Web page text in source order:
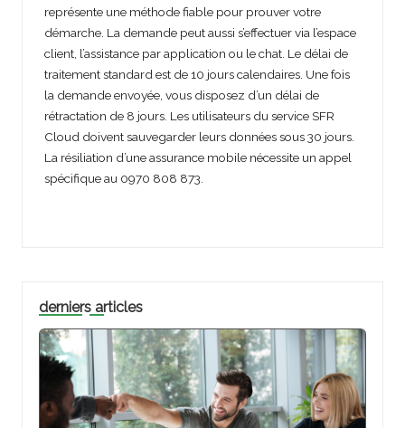
représente une méthode fiable pour prouver votre
démarche. La demande peut aussi s’effectuer via l’espace
client, l’assistance par application ou le chat. Le délai de
traitement standard est de 10 jours calendaires. Une fois
la demande envoyée, vous disposez d’un délai de
rétractation de 8 jours. Les utilisateurs du service SFR
Cloud doivent sauvegarder leurs données sous 30 jours.
La résiliation d’une assurance mobile nécessite un appel
spécifique au 0970 808 873.
derniers articles